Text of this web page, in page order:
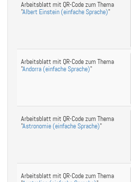
Arbeitsblatt mit QR-Code zum Thema
"Albert Einstein (einfache Sprache)"
Arbeitsblatt mit QR-Code zum Thema
"Andorra (einfache Sprache)"
Arbeitsblatt mit QR-Code zum Thema
"Astronomie (einfache Sprache)"
Arbeitsblatt mit QR-Code zum Thema